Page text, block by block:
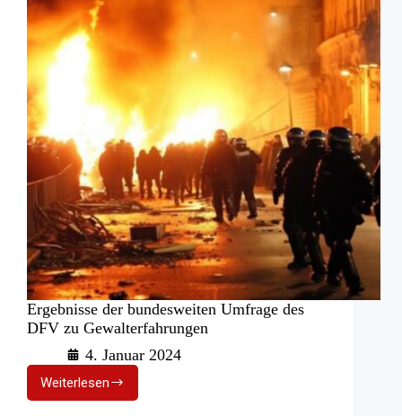
Ergebnisse der bundesweiten Umfrage des
DFV zu Gewalterfahrungen
4. Januar 2024
WeiterlesenErgebnisse
der